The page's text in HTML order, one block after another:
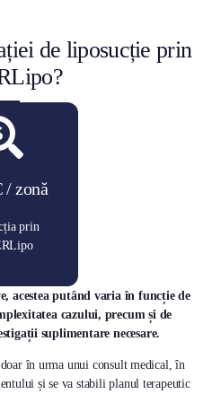
de liposucție prin
/ zonă
prin
acestea putând varia în funcție de
cazului, precum și de
suplimentare necesare.
în urma unui consult medical, în
și se va stabili planul terapeutic